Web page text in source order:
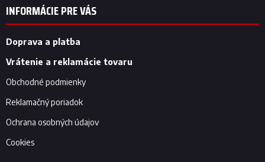
INFORMÁCIE PRE VÁS
Doprava a platba
Vrátenie a reklamácie tovaru
Obchodné podmienky
Reklamačný poriadok
Ochrana osobných údajov
Cookies